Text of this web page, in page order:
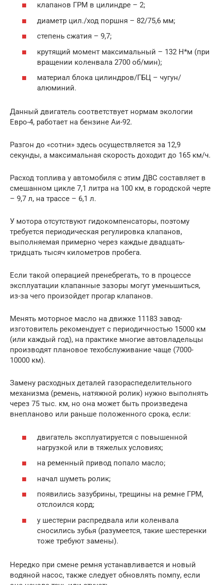
клапанов ГРМ в цилиндре – 2;
диаметр цил./ход поршня – 82/75,6 мм;
степень сжатия – 9,7;
крутящий момент максимальный – 132 Н*м (при
вращении коленвала 2700 об/мин);
материал блока цилиндров/ГБЦ – чугун/
алюминий.
Данный двигатель соответствует нормам экологии
Евро-4, работает на бензине Аи-92.
Разгон до «сотни» здесь осуществляется за 12,9
секунды, а максимальная скорость доходит до 165 км/ч.
Расход топлива у автомобиля с этим ДВС составляет в
смешанном цикле 7,1 литра на 100 км, в городской черте
– 9,7 л, на трассе – 6,1 л.
У мотора отсутствуют гидокомпенсаторы, поэтому
требуется периодическая регулировка клапанов,
выполняемая примерно через каждые двадцать-
тридцать тысяч километров пробега.
Если такой операцией пренебрегать, то в процессе
эксплуатации клапанные зазоры могут уменьшиться,
из-за чего произойдет прогар клапанов.
Менять моторное масло на движке 11183 завод-
изготовитель рекомендует с периодичностью 15000 км
(или каждый год), на практике многие автовладельцы
производят плановое техобслуживание чаще (7000-
10000 км).
Замену расходных деталей газораспеделительного
механизма (ремень, натяжной ролик) нужно выполнять
через 75 тыс. км, но она может быть произведена
внепланово или раньше положенного срока, если:
двигатель эксплуатируется с повышенной
нагрузкой или в тяжелых условиях;
на ременный привод попало масло;
начал шуметь ролик;
появились зазубрины, трещины на ремне ГРМ,
отслоился корд;
у шестерни распредвала или коленвала
сносились зубья (разумеется, такие шестеренки
тоже требуют замены).
Нередко при смене ремня устанавливается и новый
водяной насос, также следует обновлять помпу, если